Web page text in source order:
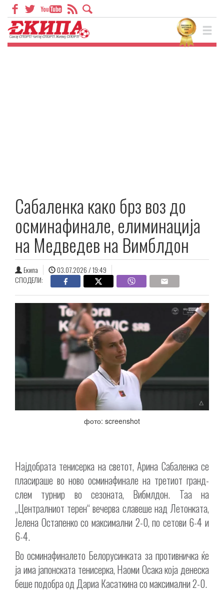
Сабаленка како брз воз до
осминафинале, елиминација
на Медведев на Вимблдон
Екипа
03.07.2026 / 19:49
СПОДЕЛИ:
фото: screenshot
Најдобрата тенисерка на светот, Арина Сабаленка се
пласираше во ново осминафинале на третиот гранд-
слем турнир во сезоната, Вибмлдон. Таа на
„Централниот терен“ вечерва славеше над Летонката,
Јелена Остапенко со максимални 2-0, по сетови 6-4 и
6-4.
Во осминафиналето Белорусинката за противничка ќе
ја има јапонската тенисерка, Наоми Осака која денеска
беше подобра од Дариа Касаткина со максимални 2-0.